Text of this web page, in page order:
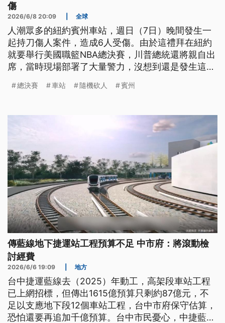
傷
2026/6/8 20:09 全球
人潮眾多的紐約賓州車站，週日（7日）晚間發生一
起持刀傷人案件，造成6人受傷。由於這禮拜在紐約
就要舉行美國職籃NBA總決賽，川普總統還將親自出
席，當時現場部署了大量警力，沒想到還是發生這樣
總決賽 車站 隨機砍人 賓州
傳藍線地下捷運站工程預算不足 中市府：將滾動檢
討經費
2026/6/6 19:09 地方
台中捷運藍線去（2025）年動工，高架段車站工程
已上網招標，但傳出1615億預算只剩約87億元，不
足以支應地下段12個車站工程，台中市府保守估算，
恐怕還要再追加千億預算。台中市民憂心，中捷藍線